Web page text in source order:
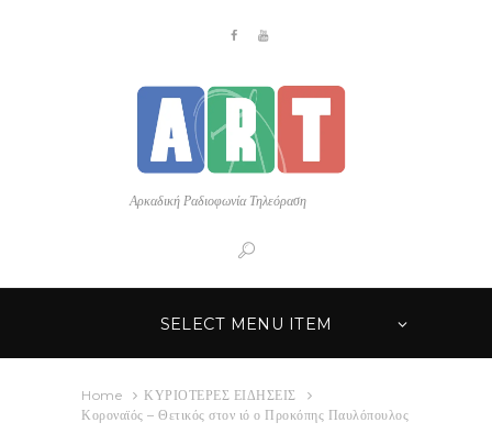
Αρκαδική Ραδιοφωνία Τηλεόραση
SELECT MENU ITEM
Home
ΚΥΡΙΟΤΕΡΕΣ ΕΙΔΗΣΕΙΣ
Κοροναϊός – Θετικός στον ιό ο Προκόπης Παυλόπουλος